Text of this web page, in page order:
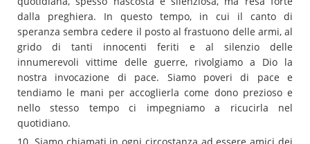
dalla preghiera. In questo tempo, in cui il canto di
speranza sembra cedere il posto al frastuono delle armi, al
grido di tanti innocenti feriti e al silenzio delle
innumerevoli vittime delle guerre, rivolgiamo a Dio la
nostra invocazione di pace. Siamo poveri di pace e
tendiamo le mani per accoglierla come dono prezioso e
nello stesso tempo ci impegniamo a ricucirla nel
quotidiano.